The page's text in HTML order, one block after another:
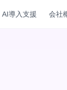
AI導入支援 会社